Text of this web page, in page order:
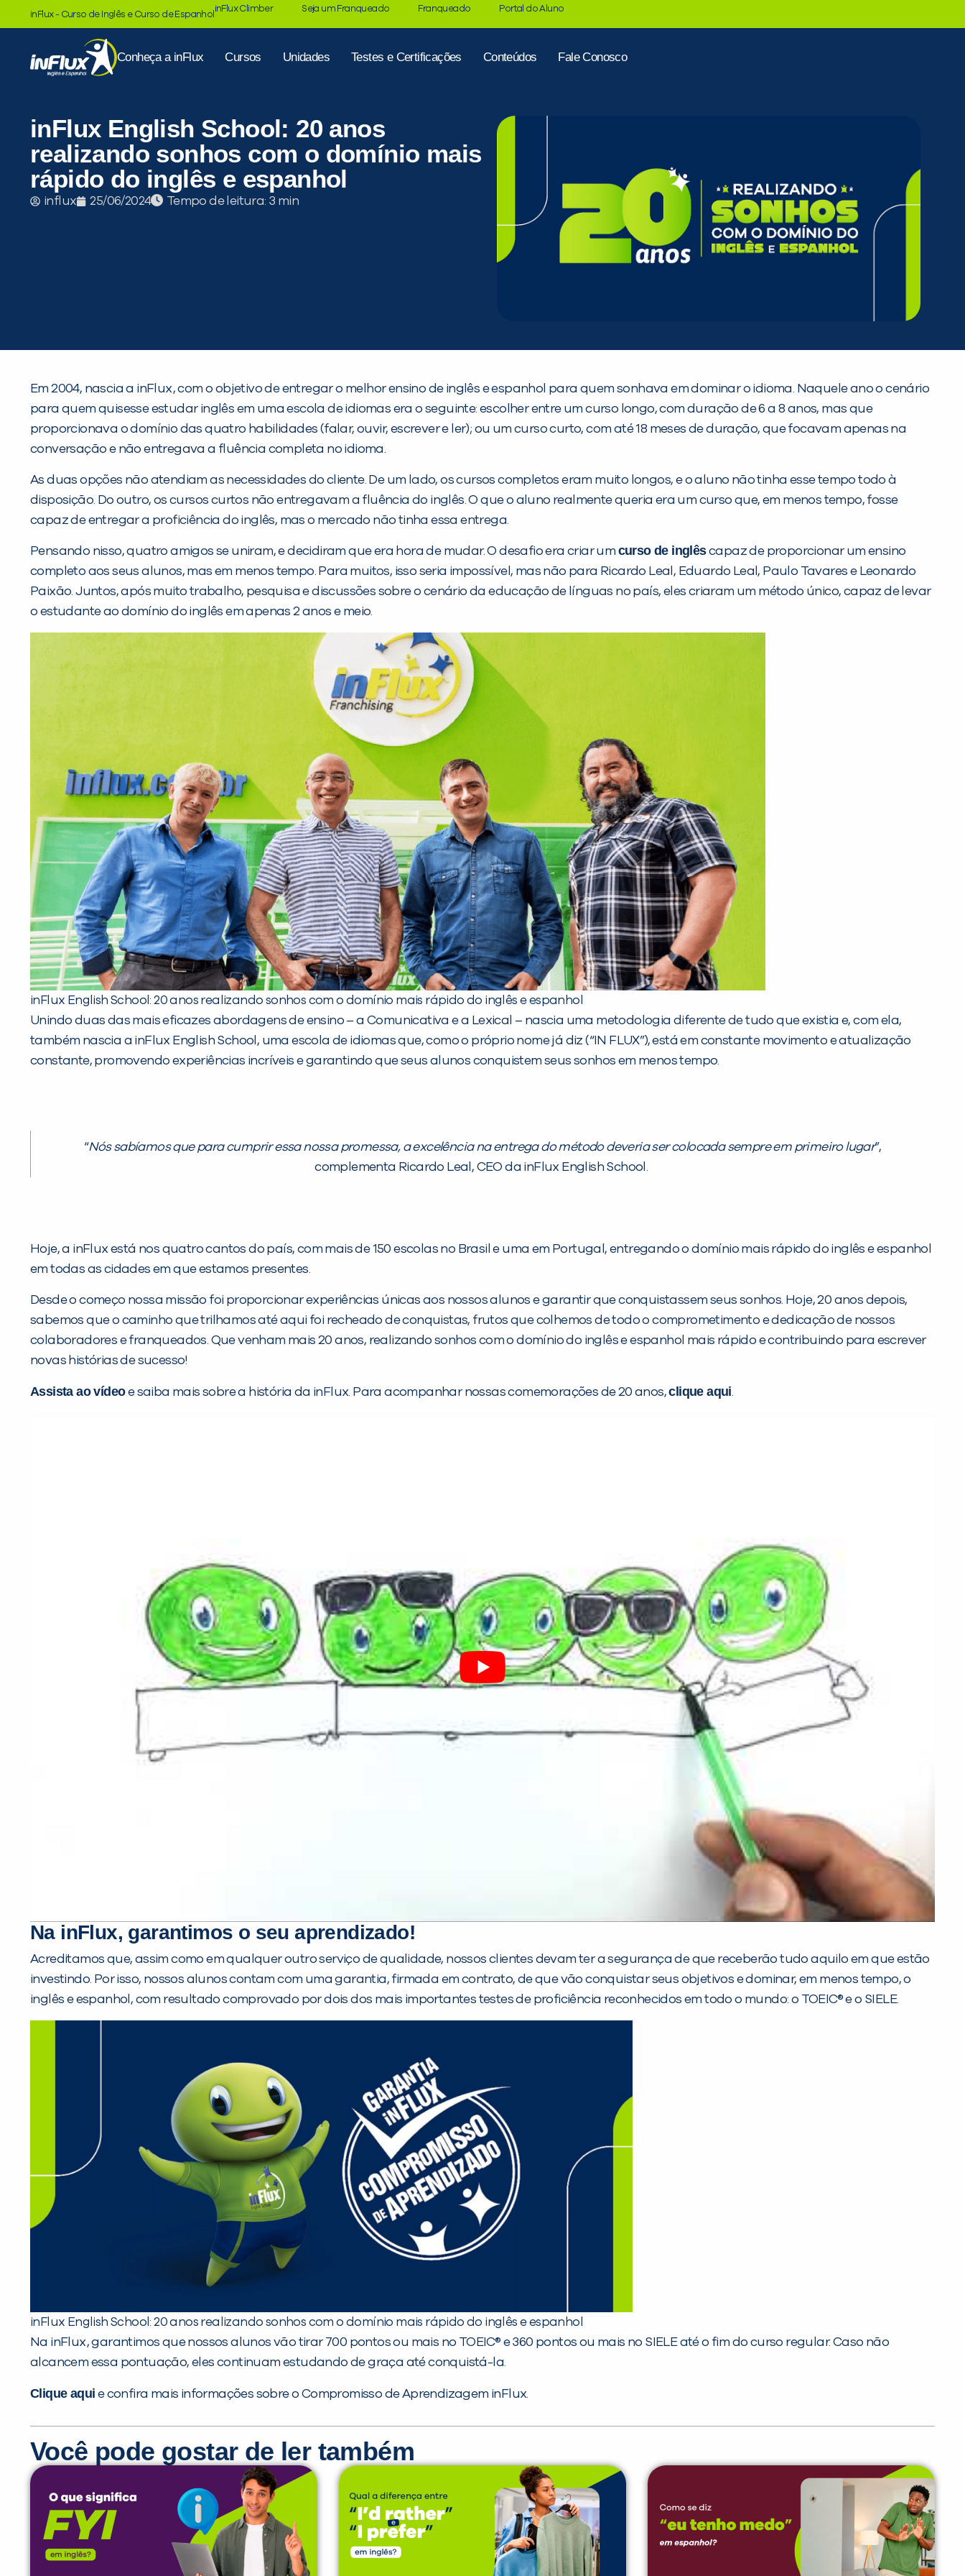
inFlux - Curso de Inglês e Curso de Espanhol
inFlux Climber Seja um Franqueado Franqueado Portal do Aluno
Conheça a inFlux Cursos Unidades Testes e Certificações Conteúdos Fale Conosco
inFlux English School: 20 anos
realizando sonhos com o domínio mais
rápido do inglês e espanhol
influx 25/06/2024 Tempo de leitura:
Em 2004, nascia a inFlux, com o objetivo de entregar o melhor ensino de inglês e espanhol para quem sonhava em dominar o idioma. Naquele ano o cenário
para quem quisesse estudar inglês em uma escola de idiomas era o seguinte: escolher entre um curso longo, com duração de 6 a 8 anos, mas que
proporcionava o domínio das quatro habilidades (falar, ouvir, escrever e ler); ou um curso curto, com até 18 meses de duração, que focavam apenas na
conversação e não entregava a fluência completa no idioma.
As duas opções não atendiam as necessidades do cliente. De um lado, os cursos completos eram muito longos, e o aluno não tinha esse tempo todo à
disposição. Do outro, os cursos curtos não entregavam a fluência do inglês. O que o aluno realmente queria era um curso que, em menos tempo, fosse
capaz de entregar a proficiência do inglês, mas o mercado não tinha essa entrega.
Pensando nisso, quatro amigos se uniram, e decidiram que era hora de mudar. O desafio era criar um curso de inglêscapaz de proporcionar um ensino
completo aos seus alunos, mas em menos tempo. Para muitos, isso seria impossível, mas não para Ricardo Leal, Eduardo Leal, Paulo Tavares e Leonardo
Paixão. Juntos, após muito trabalho, pesquisa e discussões sobre o cenário da educação de línguas no país, eles criaram um método único, capaz de levar
o estudante ao domínio do inglês em apenas 2 anos e meio.
inFlux English School: 20 anos realizando sonhos com o domínio mais rápido do inglês e espanhol
Unindo duas das mais eficazes abordagens de ensino – a Comunicativa e a Lexical – nascia uma metodologia diferente de tudo que existia e, com ela,
também nascia a inFlux English School, uma escola de idiomas que, como o próprio nome já diz (“IN FLUX”), está em constante movimento e atualização
constante, promovendo experiências incríveis e garantindo que seus alunos conquistem seus sonhos em menos tempo.
“Nós sabíamos que para cumprir essa nossa promessa, a excelência na entrega do método deveria ser colocada sempre em primeiro lugar”,
complementa Ricardo Leal, CEO da inFlux English School.
Hoje, a inFlux está nos quatro cantos do país, com mais de 150 escolas no Brasil e uma em Portugal, entregando o domínio mais rápido do inglês e espanhol
em todas as cidades em que estamos presentes.
Desde o começo nossa missão foi proporcionar experiências únicas aos nossos alunos e garantir que conquistassem seus sonhos. Hoje, 20 anos depois,
sabemos que o caminho que trilhamos até aqui foi recheado de conquistas, frutos que colhemos de todo o comprometimento e dedicação de nossos
colaboradores e franqueados. Que venham mais 20 anos, realizando sonhos com o domínio do inglês e espanhol mais rápido e contribuindo para escrever
novas histórias de sucesso!
Assista ao vídeoe saiba mais sobre a história da inFlux. Para acompanhar nossas comemorações de 20 anos,clique aqui
Na inFlux, garantimos o seu aprendizado!
Acreditamos que, assim como em qualquer outro serviço de qualidade, nossos clientes devam ter a segurança de que receberão tudo aquilo em que estão
investindo. Por isso, nossos alunos contam com uma garantia, firmada em contrato, de que vão conquistar seus objetivos e dominar, em menos tempo, o
inglês e espanhol, com resultado comprovado por dois dos mais importantes testes de proficiência reconhecidos em todo o mundo: o TOEIC® e o SIELE.
inFlux English School: 20 anos realizando sonhos com o domínio mais rápido do inglês e espanhol
Na inFlux, garantimos que nossos alunos vão tirar 700 pontos ou mais no TOEIC® e 360 pontos ou mais no SIELE até o fim do curso regular. Caso não
alcancem essa pontuação, eles continuam estudando de graça até conquistá-la.
Clique aqui e confira mais informações sobre o Compromisso de Aprendizagem inFlux.
Você pode gostar de ler também
PEÇA UMA DEMONSTRAÇÃO DE MÉTODO